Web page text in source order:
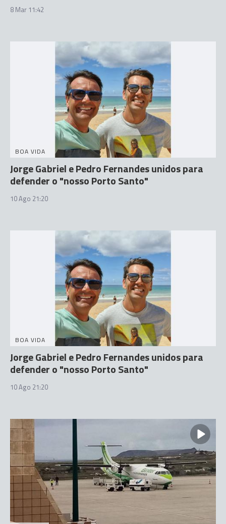
8 Mar 11:42
BOA VIDA
Jorge Gabriel e Pedro Fernandes unidos para
defender o "nosso Porto Santo"
10 Ago 21:20
BOA VIDA
Jorge Gabriel e Pedro Fernandes unidos para
defender o "nosso Porto Santo"
10 Ago 21:20